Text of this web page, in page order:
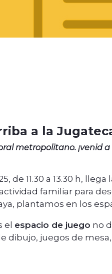
a la
metropolitano. ¡venid
de 11.30 a 13.30 h, llega
familiar para
plantamos en los
el espacio de juego no
dibujo, juegos de